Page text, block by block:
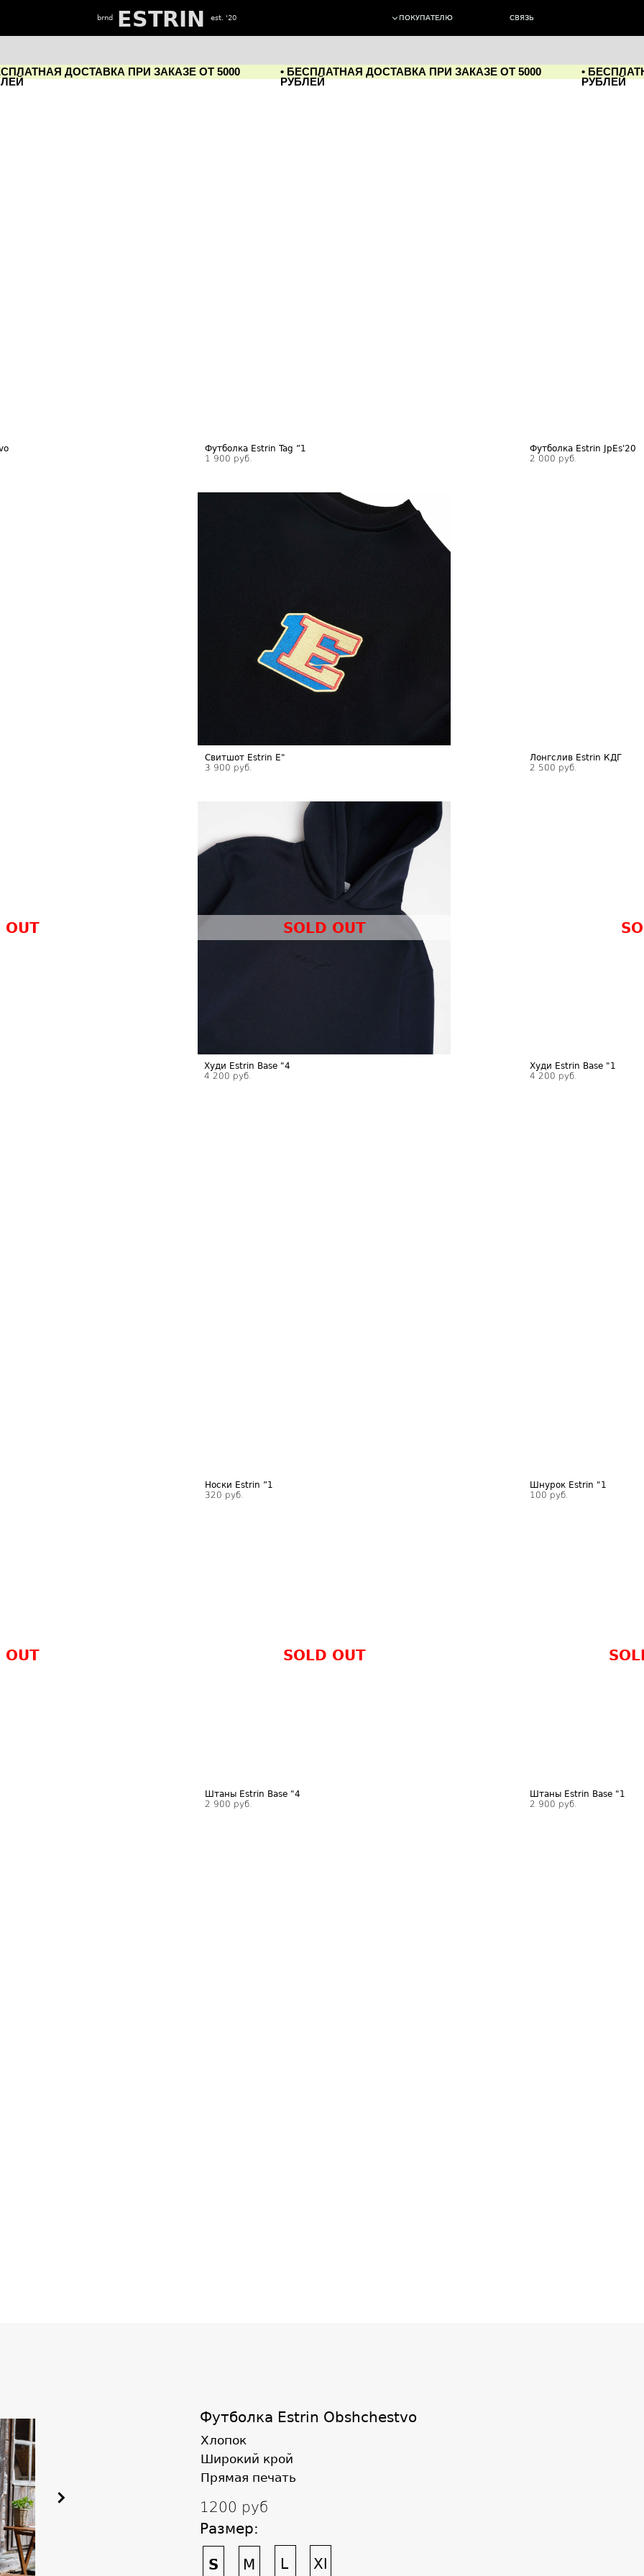
ESTRIN
brnd est. '20 СВЯЗЬ
СВЯЗЬ
ПОКУПАТЕЛЮ
ПОКУПАТЕЛЮ
• БЕСПЛАТНАЯ ДОСТАВКА ПРИ
РУБЛЕЙ
• БЕСПЛАТНАЯ ДОСТАВКА ПРИ ЗАКАЗЕ ОТ 5000
РУБЛЕЙ
ДОСТАВКА ПРИ ЗАКАЗЕ ОТ 5000
4 200 руб.
Худи Estrin Base "4
4 200 руб.
Худи Estrin Base "1
Лонгслив Estrin КДГ
2 500 руб.
3 900 руб.
Свитшот Estrin E"
Футболка Estrin JpEs'20
2 000 руб.
Футболка Estrin Tag ”1
1 900 руб.
OUT SOLD OUT
2 900 руб.
Штаны Estrin Base "4
2 900 руб.
Штаны Estrin Base "1
100 руб.
Шнурок Estrin "1
320 руб.
Носки Estrin ”1
OUT SOLD OUT
Хлопок
Широкий крой
Прямая печать
1200 руб
Футболка Estrin Obshchestvo
S M L Xl
Размер: